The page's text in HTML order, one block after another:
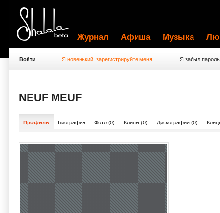
Журнал Афиша Музыка
Войти Я новенький, зарегистрируйте меня Я забыл пароль
NEUF MEUF
Профиль Биография Фото (0) Клипы (0) Дискография (0)